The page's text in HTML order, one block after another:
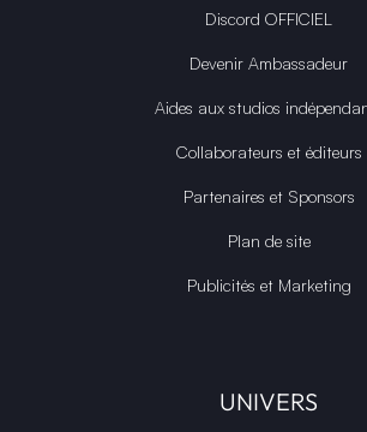
Discord OFFICIEL
Devenir Ambassadeur
Aides aux studios
Collaborateurs et éditeurs
Partenaires et Sponsors
Plan de site
Publicités et Marketing
UNIVERS